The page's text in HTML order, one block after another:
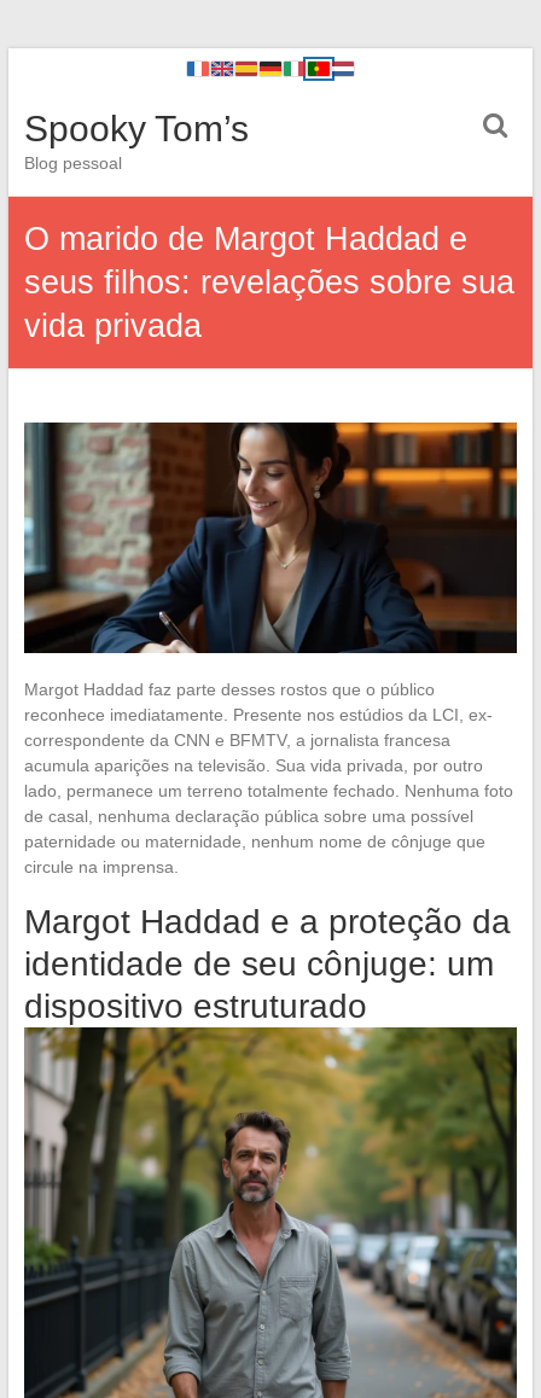
Spooky Tom’s
Blog pessoal
O marido de Margot Haddad e
seus filhos: revelações sobre sua
vida privada
Margot Haddad faz parte desses rostos que o público
reconhece imediatamente. Presente nos estúdios da LCI, ex-
correspondente da CNN e BFMTV, a jornalista francesa
acumula aparições na televisão. Sua vida privada, por outro
lado, permanece um terreno totalmente fechado. Nenhuma foto
de casal, nenhuma declaração pública sobre uma possível
paternidade ou maternidade, nenhum nome de cônjuge que
circule na imprensa.
Margot Haddad e a proteção da
identidade de seu cônjuge: um
dispositivo estruturado